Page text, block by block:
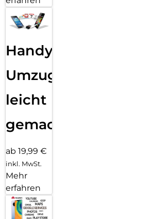
Handy
Umzug
leicht
gemacht!
ab 19,99 €
inkl. MwSt.
Mehr
erfahren